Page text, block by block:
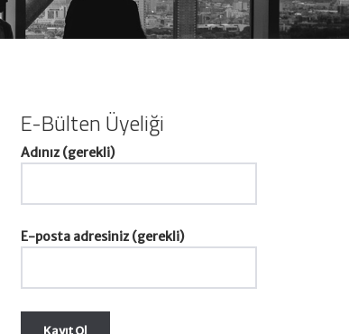
E-Bülten Üyeliği
Adınız (gerekli)
E-posta adresiniz (gerekli)